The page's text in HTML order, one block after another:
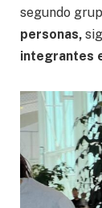
segundo
personas,
integrantes